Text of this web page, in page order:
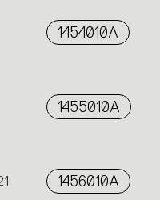
1454010A
1455010A
1456010A